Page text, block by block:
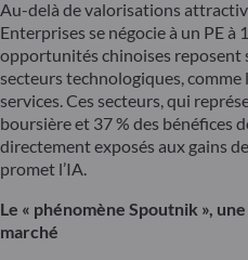
Au-delà de valorisations
Enterprises se négocie à un PE à
opportunités chinoises
secteurs technologiques, comme
services. Ces secteurs, qui
boursière et 37 % des bénéfices
directement exposés aux gains
promet l’IA.
Le « phénomène Spoutnik »,
marché